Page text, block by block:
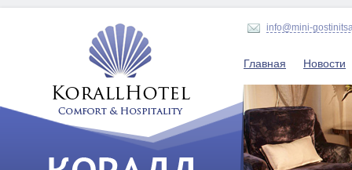
info@mini-
Главная Новости